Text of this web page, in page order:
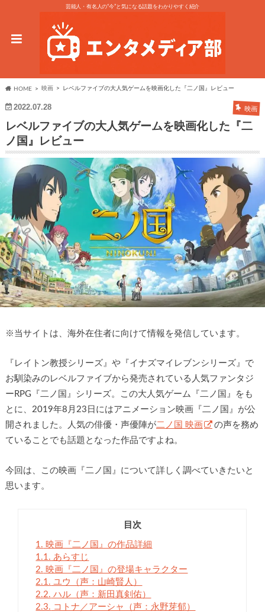
芸能人・有名人の“今”と気になる話題をわかりやすく紹介
HOME 映画 レベルファイブの大人気ゲームを映画化した『二ノ国』レビュー
2022.07.28 映画
レベルファイブの大人気ゲームを映画化した『二
ノ国』レビュー
※ 当サイトは、海外在住者に向けて情報を発信しています。
『レイトン教授シリーズ』や『イナズマイレブンシリーズ』で
お馴染みのレベルファイブから発売されている人気ファンタジ
ーRPG『二ノ国』シリーズ。この大人気ゲーム『二ノ国』をも
とに、2019年8月23日にはアニメーション映画『二ノ国』が公
開されました。人気の俳優・声優陣が二ノ国 映画
の声を務め
ていることでも話題となった作品ですよね。
今回は、この映画『二ノ国』について詳しく調べていきたいと
思います。
目次
1. 映画『二ノ国』の作品詳細
1.1. あらすじ
2. 映画『二ノ国』の登場キャラクター
2.1. ユウ（声：山崎賢人）
2.2. ハル（声：新田真剣佑）
2.3. コトナ／アーシャ（声：永野芽郁）